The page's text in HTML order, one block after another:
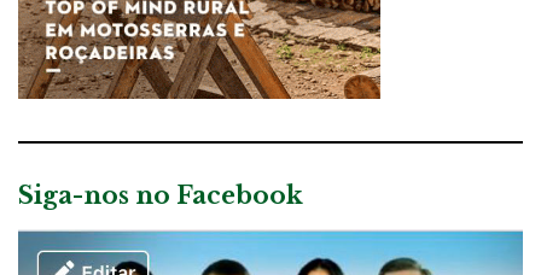
Siga-nos no Facebook